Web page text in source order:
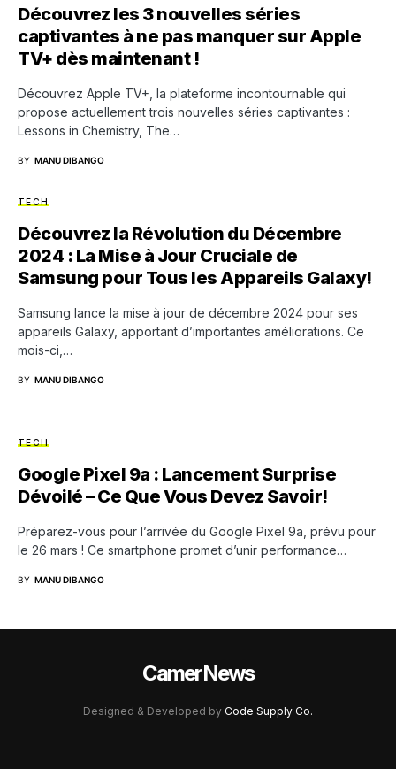
Découvrez les 3 nouvelles séries
captivantes à ne pas manquer sur Apple
TV+ dès maintenant !
Découvrez Apple TV+, la plateforme incontournable qui
propose actuellement trois nouvelles séries captivantes :
Lessons in Chemistry, The…
BY MANU DIBANGO
TECH
Découvrez la Révolution du Décembre
2024 : La Mise à Jour Cruciale de
Samsung pour Tous les Appareils Galaxy!
Samsung lance la mise à jour de décembre 2024 pour ses
appareils Galaxy, apportant d’importantes améliorations. Ce
mois-ci,…
BY MANU DIBANGO
TECH
Google Pixel 9a : Lancement Surprise
Dévoilé – Ce Que Vous Devez Savoir!
Préparez-vous pour l’arrivée du Google Pixel 9a, prévu pour
le 26 mars ! Ce smartphone promet d’unir performance…
BY MANU DIBANGO
CamerNews
Designed & Developed by Code Supply Co.